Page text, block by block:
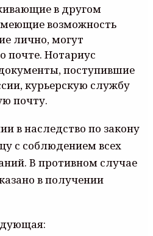
в другом
возможность
лично, могут
почте. Нотариус
поступившие
курьерскую службу
почту.
в наследство по закону
с соблюдением всех
В противном случае
в получении